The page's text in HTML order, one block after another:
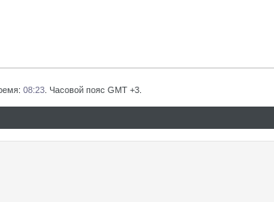
08:23 . Часовой пояс GMT +3.